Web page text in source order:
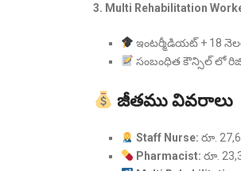
3. Multi Rehabilitation
ఇంటర్మీడియట్ + 18
సంబంధిత కౌన్సిల్ లో
జీతము వివరాలు
Staff Nurse: రూ.
Pharmacist: రూ.